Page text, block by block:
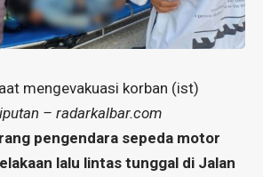
mengevakuasi korban (ist)
– radarkalbar.com
pengendara sepeda motor
lalu lintas tunggal di Jalan